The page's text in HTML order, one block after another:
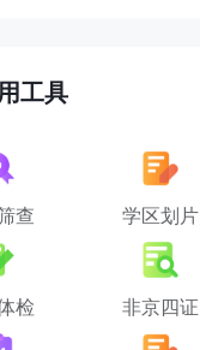
工具
查 学区划片
检 非京四证